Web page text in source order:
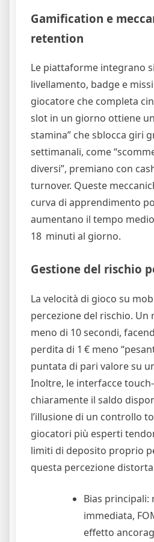
Gamification e
retention
Le piattaforme integrano
livellamento, badge e
giocatore che completa
slot in un giorno ottiene
stamina” che sblocca giri
settimanali, come
diversi”, premiano con
turnover. Queste
curva di apprendimento
aumentano il tempo
18 minuti al giorno.
Gestione del rischio
La velocità di gioco su
percezione del rischio.
meno di 10 secondi,
perdita di 1 € meno
puntata di pari valore su
Inoltre, le interfacce
chiaramente il saldo
l’illusione di un controllo
giocatori più esperti
limiti di deposito proprio
questa percezione
Bias principali:
immediata,
effetto